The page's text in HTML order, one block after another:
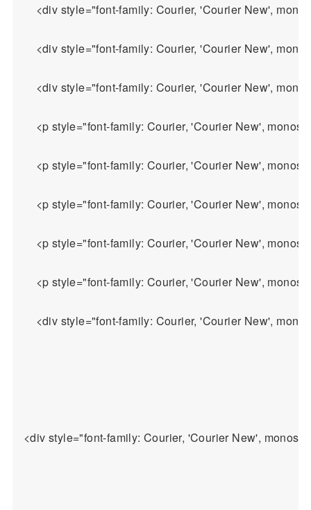
<div style="font-family: Courier, 'Courier New',
<div style="font-family: Courier, 'Courier New',
<div style="font-family: Courier, 'Courier New',
<p style="font-family: Courier, 'Courier New',
<p style="font-family: Courier, 'Courier New',
<p style="font-family: Courier, 'Courier New',
<p style="font-family: Courier, 'Courier New',
<p style="font-family: Courier, 'Courier New',
<div style="font-family: Courier, 'Courier New',
<div style="font-family: Courier, 'Courier New',